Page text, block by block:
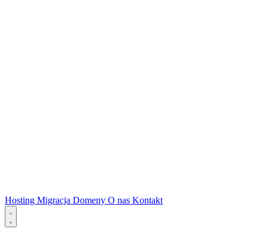
Hosting Migracja Domeny O nas Kontakt